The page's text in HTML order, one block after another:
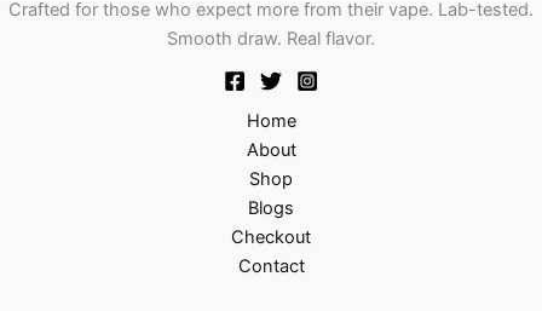
Crafted for those who expect more from their vape. Lab-tested.
Smooth draw. Real flavor.
Home
About
Shop
Blogs
Checkout
Contact